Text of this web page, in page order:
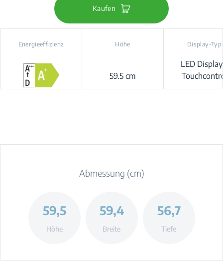
Kaufen
Energieeffizienz Höhe
59.5 cm
Display-Typ
LED
Prologue/
Abmessung (cm)
59,5
Höhe
59,4
Breite
56,7
Tiefe